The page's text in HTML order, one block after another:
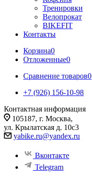
Тренировки
Велопрокат
BIKEFIT
Контакты
Корзина0
Отложенные0
Сравнение товаров0
+7 (926) 156-10-98
Контактная информация
105187, г. Москва,
ул. Крылатская д. 10с3
yabike.ru@yandex.ru
Вконтакте
Telegram